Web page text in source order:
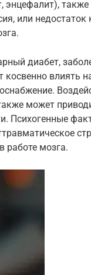
также
или недостаток
диабет,
влиять
может
Психогенные
работе мозга.